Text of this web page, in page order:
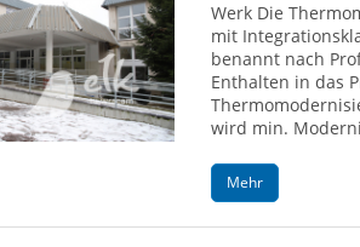
Werk Die
mit
benannt nach
Enthalten in das
wird min.
Mehr